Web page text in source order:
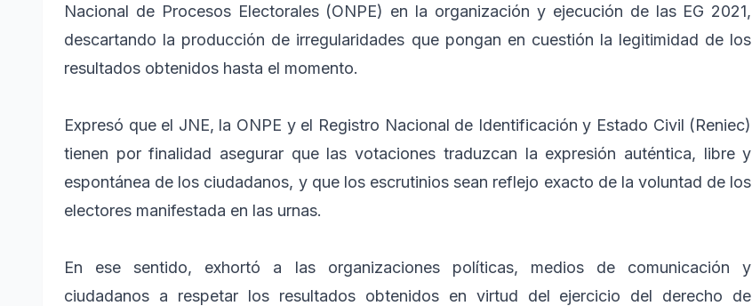
Nacional de Procesos Electorales (ONPE) en la organización y ejecución de las EG 2021,
descartando la producción de irregularidades que pongan en cuestión la legitimidad de los
resultados obtenidos hasta el momento.
Expresó que el JNE, la ONPE y el Registro Nacional de Identificación y Estado Civil (Reniec)
tienen por finalidad asegurar que las votaciones traduzcan la expresión auténtica, libre y
espontánea de los ciudadanos, y que los escrutinios sean reflejo exacto de la voluntad de los
electores manifestada en las urnas.
En ese sentido, exhortó a las organizaciones políticas, medios de comunicación y
ciudadanos a respetar los resultados obtenidos en virtud del ejercicio del derecho de